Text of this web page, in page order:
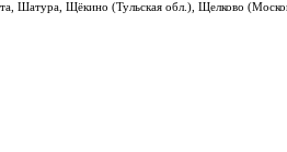
Шатура, Щёкино (Тульская обл.), Щелково